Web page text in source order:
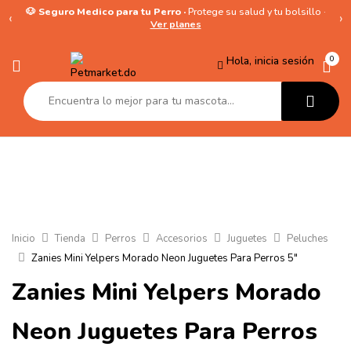
‹ 🐶 Seguro Medico para tu Perro ·Protege su salud y tu bolsillo ·
Ver planes
›
Hola, inicia sesión 0
Inicio Tienda Perros Accesorios Juguetes
Peluches
Zanies Mini Yelpers Morado Neon Juguetes Para Perros 5″
Zanies Mini Yelpers Morado
Neon Juguetes Para Perros